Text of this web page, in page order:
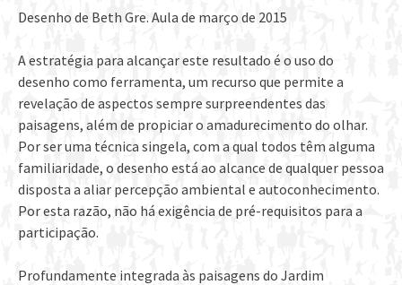
Desenho de Beth Gre. Aula de março de 2015
A estratégia para alcançar este resultado é o uso do
desenho como ferramenta, um recurso que permite a
revelação de aspectos sempre surpreendentes das
paisagens, além de propiciar o amadurecimento do olhar.
Por ser uma técnica singela, com a qual todos têm alguma
familiaridade, o desenho está ao alcance de qualquer pessoa
disposta a aliar percepção ambiental e autoconhecimento.
Por esta razão, não há exigência de pré-requisitos para a
participação.
Profundamente integrada às paisagens do Jardim